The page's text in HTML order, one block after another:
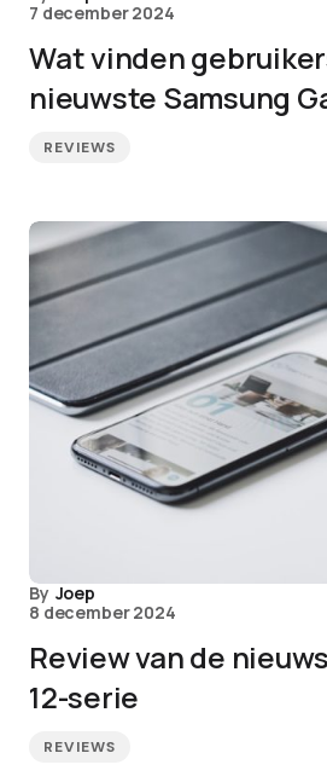
7 december 2024
Wat vinden
nieuwste Samsung
REVIEWS
By Joep
8 december 2024
Review van de
12-serie
REVIEWS